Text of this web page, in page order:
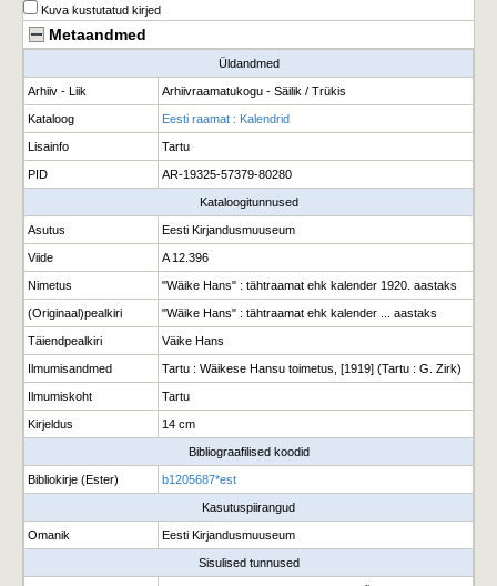
Kuva kustutatud kirjed
Metaandmed
Üldandmed
Arhiiv - Liik Arhiivraamatukogu - Säilik / Trükis
Kataloog Eesti raamat : Kalendrid
Lisainfo Tartu
PID AR-19325-57379-80280
Kataloogitunnused
Asutus Eesti Kirjandusmuuseum
Viide A 12.396
Nimetus "Wäike Hans" : tähtraamat ehk kalender 1920. aastaks
(Originaal)pealkiri "Wäike Hans" : tähtraamat ehk kalender ... aastaks
Täiendpealkiri Väike Hans
Ilmumisandmed Tartu : Wäikese Hansu toimetus, [1919] (Tartu : G. Zirk)
Ilmumiskoht Tartu
Kirjeldus 14 cm
Bibliograafilised koodid
Bibliokirje (Ester) b1205687*est
Kasutuspiirangud
Omanik Eesti Kirjandusmuuseum
Sisulised tunnused